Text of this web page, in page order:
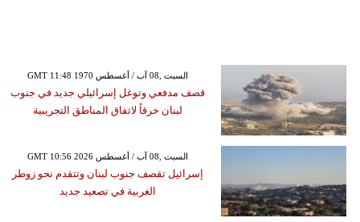
GMT 11:48 1970 السبت ,08 آب / أغسطس
قصف مدفعي وتوغل إسرائيلي جديد في جنوب
لبنان خرقاً لاتفاق المناطق التجريبية
GMT 10:56 2026 السبت ,08 آب / أغسطس
إسرائيل تقصف جنوب لبنان وتتقدم نحو زوطر
الغربية في تصعيد جديد